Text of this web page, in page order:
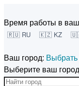
Время работы в
🇷🇺 RU 🇰🇿 KZ
Ваш город: Выбрать
Выберите ваш город